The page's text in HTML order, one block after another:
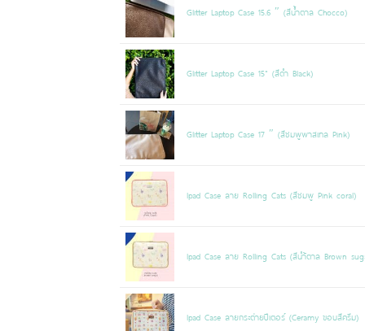
Glitter Laptop Case 15.6 ″ (สีน้ำตาล Chocco)
Glitter Laptop Case 15" (สีดำ Black)
Glitter Laptop Case 17 ″ (สีชมพูพาสเทล Pink)
Ipad Case ลาย Rolling Cats (สีชมพู Pink coral)
Ipad Case ลาย Rolling Cats (สีนำ้ตาล Brown
Ipad Case ลายกระต่ายปีเตอร์ (Ceramy ขอบสีครีม)